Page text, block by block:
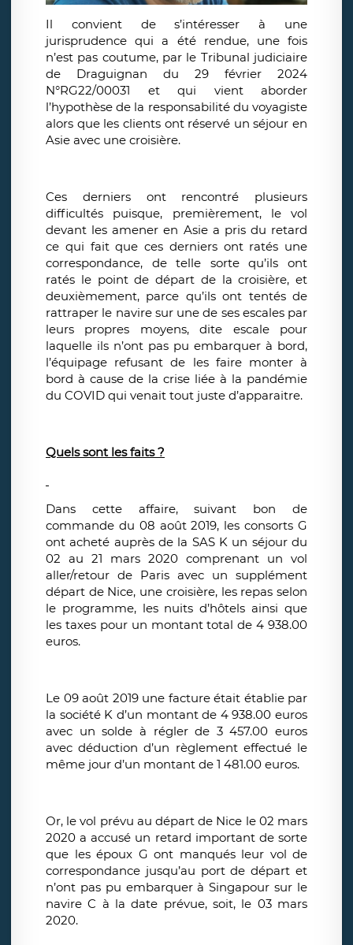
Il convient de s’intéresser à une
jurisprudence qui a été rendue, une fois
n’est pas coutume, par le Tribunal judiciaire
de Draguignan du 29 février 2024
N°RG22/00031 et qui vient aborder
l’hypothèse de la responsabilité du voyagiste
alors que les clients ont réservé un séjour en
Asie avec une croisière.
Ces derniers ont rencontré plusieurs
difficultés puisque, premièrement, le vol
devant les amener en Asie a pris du retard
ce qui fait que ces derniers ont ratés une
correspondance, de telle sorte qu’ils ont
ratés le point de départ de la croisière, et
deuxièmement, parce qu’ils ont tentés de
rattraper le navire sur une de ses escales par
leurs propres moyens, dite escale pour
laquelle ils n’ont pas pu embarquer à bord,
l’équipage refusant de les faire monter à
bord à cause de la crise liée à la pandémie
du COVID qui venait tout juste d’apparaitre.
Quels sont les faits ?
Dans cette affaire, suivant bon de
commande du 08 août 2019, les consorts G
ont acheté auprès de la SAS K un séjour du
02 au 21 mars 2020 comprenant un vol
aller/retour de Paris avec un supplément
départ de Nice, une croisière, les repas selon
le programme, les nuits d’hôtels ainsi que
les taxes pour un montant total de 4 938.00
euros.
Le 09 août 2019 une facture était établie par
la société K d’un montant de 4 938.00 euros
avec un solde à régler de 3 457.00 euros
avec déduction d’un règlement effectué le
même jour d’un montant de 1 481.00 euros.
Or, le vol prévu au départ de Nice le 02 mars
2020 a accusé un retard important de sorte
que les époux G ont manqués leur vol de
correspondance jusqu’au port de départ et
n’ont pas pu embarquer à Singapour sur le
navire C à la date prévue, soit, le 03 mars
2020.